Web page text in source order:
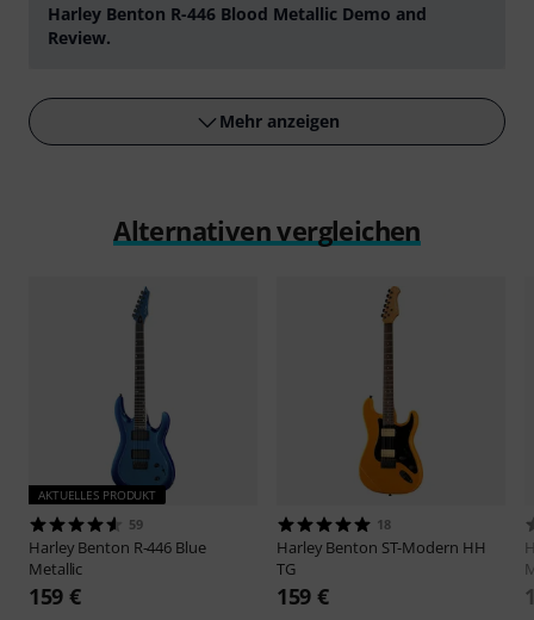
Harley Benton R-446 Blood Metallic Demo and
Review.
Mehr anzeigen
Alternativen vergleichen
AKTUELLES PRODUKT
59
Harley Benton R-446 Blue
Metallic
159 €
18
Harley Benton ST-Modern HH
TG
159 €